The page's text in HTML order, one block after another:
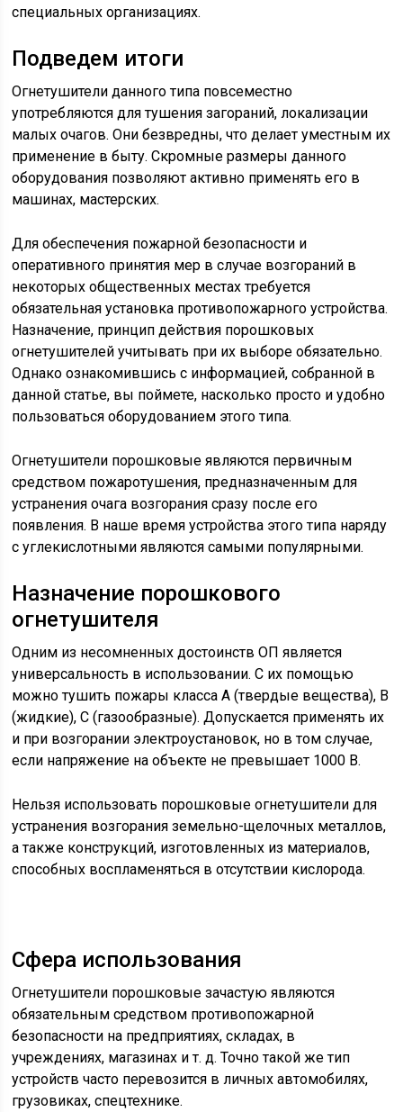
специальных организациях.
Подведем итоги
Огнетушители данного типа повсеместно
употребляются для тушения загораний, локализации
малых очагов. Они безвредны, что делает уместным их
применение в быту. Скромные размеры данного
оборудования позволяют активно применять его в
машинах, мастерских.
Для обеспечения пожарной безопасности и
оперативного принятия мер в случае возгораний в
некоторых общественных местах требуется
обязательная установка противопожарного устройства.
Назначение, принцип действия порошковых
огнетушителей учитывать при их выборе обязательно.
Однако ознакомившись с информацией, собранной в
данной статье, вы поймете, насколько просто и удобно
пользоваться оборудованием этого типа.
Огнетушители порошковые являются первичным
средством пожаротушения, предназначенным для
устранения очага возгорания сразу после его
появления. В наше время устройства этого типа наряду
с углекислотными являются самыми популярными.
Назначение порошкового
огнетушителя
Одним из несомненных достоинств ОП является
универсальность в использовании. С их помощью
можно тушить пожары класса А (твердые вещества), В
(жидкие), С (газообразные). Допускается применять их
и при возгорании электроустановок, но в том случае,
если напряжение на объекте не превышает 1000 В.
Нельзя использовать порошковые огнетушители для
устранения возгорания земельно-щелочных металлов,
а также конструкций, изготовленных из материалов,
способных воспламеняться в отсутствии кислорода.
Сфера использования
Огнетушители порошковые зачастую являются
обязательным средством противопожарной
безопасности на предприятиях, складах, в
учреждениях, магазинах и т. д. Точно такой же тип
устройств часто перевозится в личных автомобилях,
грузовиках, спецтехнике.